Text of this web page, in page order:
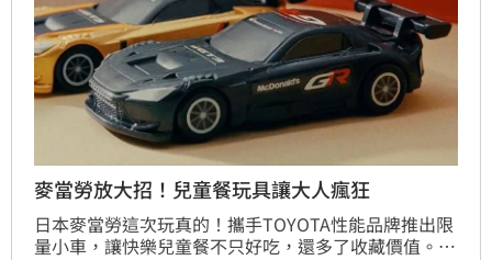
麥當勞放大招！兒童餐玩具讓大人瘋狂
日本麥當勞這次玩真的！攜手TOYOTA性能品牌推出限
量小車，讓快樂兒童餐不只好吃，還多了收藏價值。這